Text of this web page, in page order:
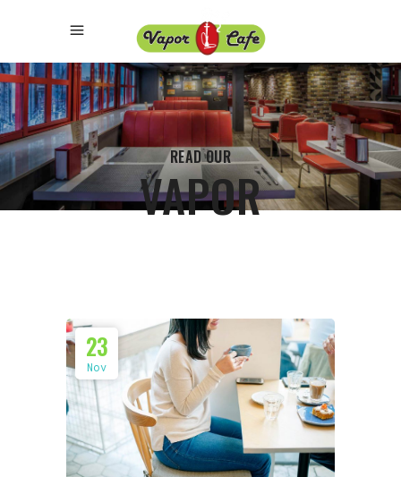
READ OUR
VAPOR
23
Nov